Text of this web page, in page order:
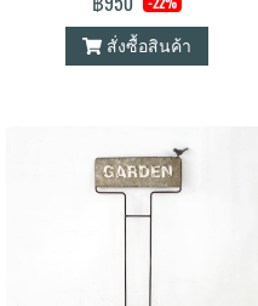
สั่งซื้อสินค้า